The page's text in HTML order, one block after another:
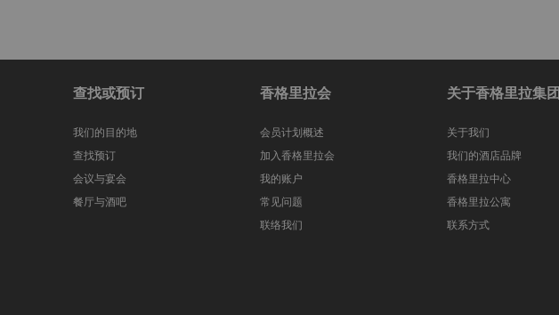
查找或预订
我们的目的地
查找预订
会议与宴会
餐厅与酒吧
香格里拉会
会员计划概述
加入香格里拉会
我的账户
常见问题
联络我们
关于香格里拉集团
关于我们
我们的酒店品牌
香格里拉中心
香格里拉公寓
联系方式